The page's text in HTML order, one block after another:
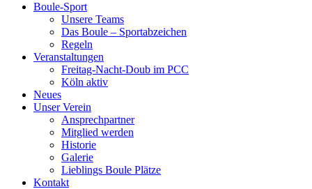
Boule-Sport
Unsere Teams
Das Boule – Sportabzeichen
Regeln
Veranstaltungen
Freitag-Nacht-Doub im PCC
Köln aktiv
Neues
Unser Verein
Ansprechpartner
Mitglied werden
Historie
Galerie
Lieblings Boule Plätze
Kontakt